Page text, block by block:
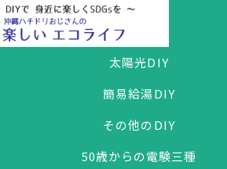
太陽光DIY
簡易給湯DIY
その他のDIY
50歳からの電験三種